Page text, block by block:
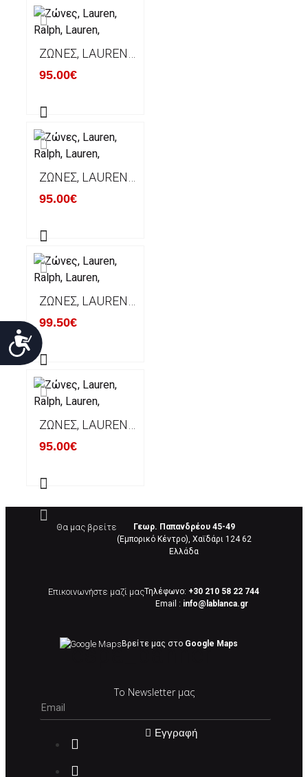
Προσιτότητα
95.00€
95.00€
99.50€
95.00€
Θα μας βρείτε
Γεωρ. Παπανδρέου 45-49
(Εμπορικό Κέντρο), Χαϊδάρι 124 62
Eλλάδα
Επικοινωνήστε μαζί μαςΤηλέφωνο: +30 210 58 22 744
Email : info@lablanca.gr
Google Maps Βρείτε μας στο Google Maps
Το Newsletter μας
Εγγραφή